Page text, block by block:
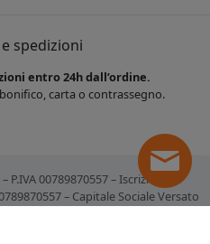
spedizioni
entro 24h dall’ordine.
carta o contrassegno.
P.IVA 00789870557 – Iscrizione al
– Capitale Sociale Versato